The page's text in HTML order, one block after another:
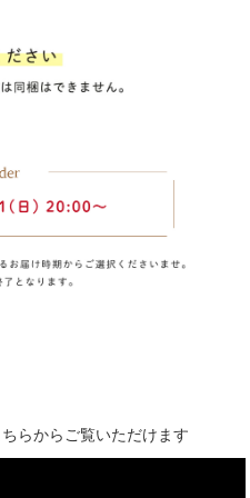
らからご覧いただけます